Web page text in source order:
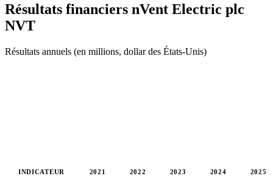
Résultats financiers nVent Electric plc
NVT
Résultats annuels (en millions, dollar des États-Unis)
INDICATEUR 2021 2022 2023 2024 2025